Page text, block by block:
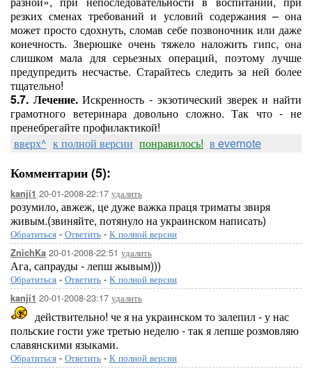
резких сменах требований и условий содержания – она
может просто сдохнуть, сломав себе позвоночник или даже
конечность. Зверюшке очень тяжело наложить гипс, она
слишком мала для серьезных операций, поэтому лучше
предупредить несчастье. Старайтесь следить за ней более
тщательно!
5.7. Лечение.Искренность - экзотический зверек и найти
грамотного ветеринара довольно сложно. Так что - не
пренебрегайте профилактикой!
вверх^ к полной версии понравилось! в evernote
Комментарии (5):
kanji1 20-01-2008-22:17 удалить
розумило, авжеж, це дуже важка праця триматы звиря
живым.(звиняйте, потянуло на украинском написать)
Обратиться - Ответить - К полной версии
ZnichKa 20-01-2008-22:51 удалить
Ага, сапрауды - лепш жывым)))
Обратиться - Ответить - К полной версии
kanji1 20-01-2008-23:17 удалить
действительно! че я на украинском то залепил - у нас
польские гости уже третью неделю - так я лепше розмовляю
славянскими языками.
Обратиться - Ответить - К полной версии